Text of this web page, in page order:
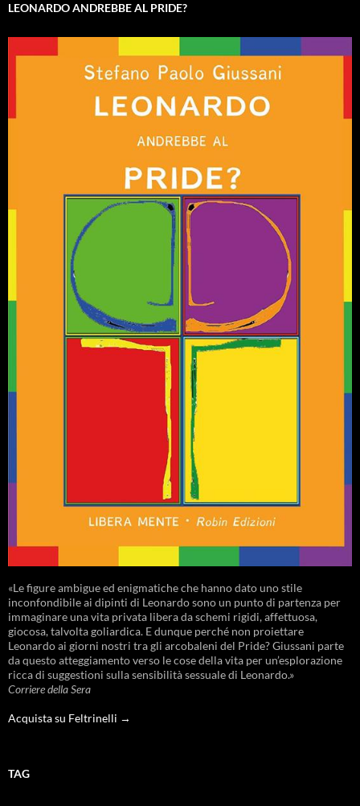
LEONARDO ANDREBBE AL PRIDE?
«Le figure ambigue ed enigmatiche che hanno dato uno stile
inconfondibile ai dipinti di Leonardo sono un punto di partenza per
immaginare una vita privata libera da schemi rigidi, affettuosa,
giocosa, talvolta goliardica. E dunque perché non proiettare
Leonardo ai giorni nostri tra gli arcobaleni del Pride? Giussani parte
da questo atteggiamento verso le cose della vita per un’esplorazione
ricca di suggestioni sulla sensibilità sessuale di Leonardo.»
Corriere della Sera
Acquista su Feltrinelli →
TAG